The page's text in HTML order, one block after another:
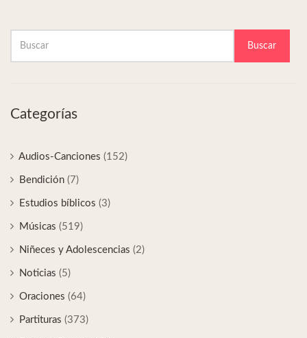
Buscar
Categorías
Audios-Canciones (152)
Bendición (7)
Estudios bíblicos (3)
Músicas (519)
Niñeces y Adolescencias (2)
Noticias (5)
Oraciones (64)
Partituras (373)